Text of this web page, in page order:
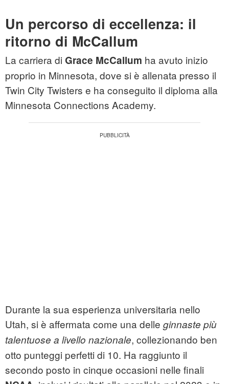
Un percorso di eccellenza: il
ritorno di McCallum
La carriera di Grace McCallum ha avuto inizio
proprio in Minnesota, dove si è allenata presso il
Twin City Twisters e ha conseguito il diploma alla
Minnesota Connections Academy.
Durante la sua esperienza universitaria nello
Utah, si è affermata come una delle ginnaste più
talentuose a livello nazionale, collezionando ben
otto punteggi perfetti di 10. Ha raggiunto il
secondo posto in cinque occasioni nelle finali